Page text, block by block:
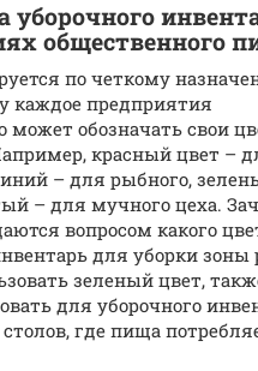
уборочного
общественного
по четкому
каждое предприятия
может обозначать свои
красный цвет –
– для рыбного,
– для мучного цеха.
вопросом какого
для уборки зоны
зеленый цвет,
для уборочного
где пища